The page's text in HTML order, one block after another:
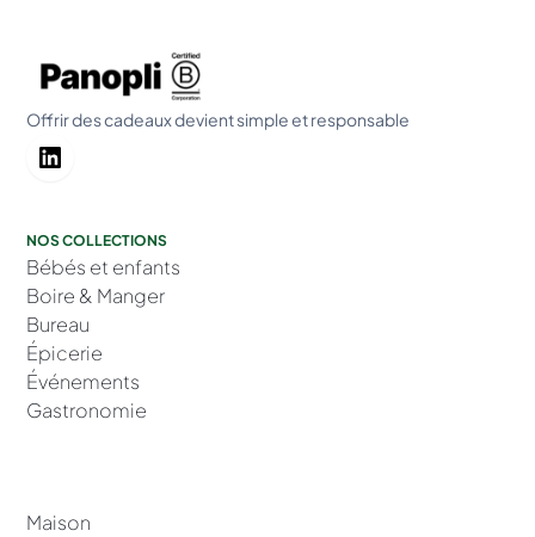
Offrir des cadeaux devient simple et responsable
NOS COLLECTIONS
Bébés et enfants
Boire & Manger
Bureau
Épicerie
Événements
Gastronomie
Maison